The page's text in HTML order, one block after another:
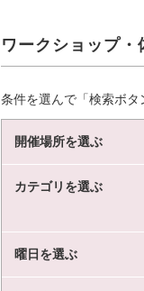
ワークショップ
条件を選んで「検索ボタ
開催場所を選ぶ
カテゴリを選ぶ
曜日を選ぶ